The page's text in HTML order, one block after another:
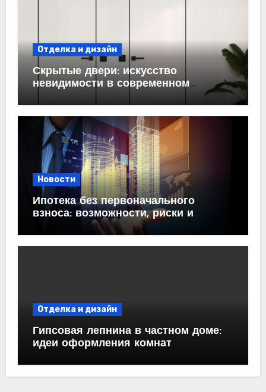
Отделка и дизайн
Скрытые двери: искусство
невидимости в современном
Новости
Ипотека без первоначального
взноса: возможности, риски и
практические рекомендации<
Отделка и дизайн
Гипсовая лепнина в частном доме:
идеи оформления комнат